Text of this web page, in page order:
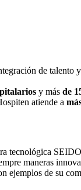
de
y más de
atiende a
tecnológica
maneras
ejemplos de su